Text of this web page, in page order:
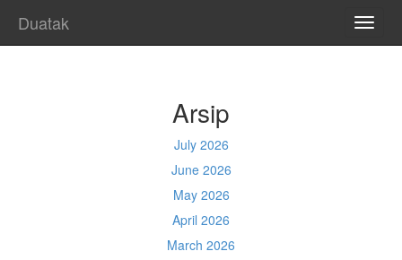
Duatak
Arsip
July 2026
June 2026
May 2026
April 2026
March 2026